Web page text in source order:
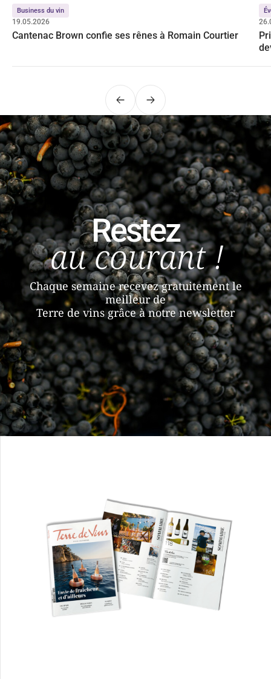
Business du vin
19.05.2026
Cantenac Brown confie ses rênes à Romain Courtier
PrécédentSuivant
Restez
au courant !
Chaque semaine recevez gratuitement le
meilleur de
Terre de vins grâce à notre newsletter